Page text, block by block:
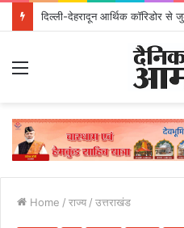
Home / राज्य / उत्तराखंड